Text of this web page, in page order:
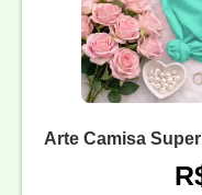
Arte Camisa